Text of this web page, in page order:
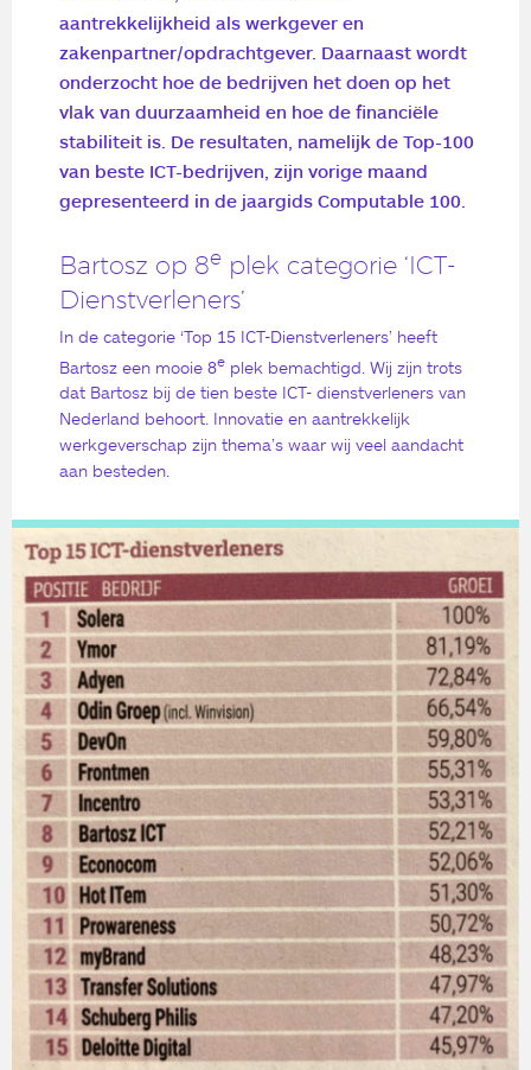
aantrekkelijkheid als werkgever en
zakenpartner/opdrachtgever. Daarnaast wordt
onderzocht hoe de bedrijven het doen op het
vlak van duurzaamheid en hoe de financiële
stabiliteit is. De resultaten, namelijk de Top-100
van beste ICT-bedrijven, zijn vorige maand
gepresenteerd in de jaargids Computable 100.
Bartosz op 8e plek categorie ‘ICT-
Dienstverleners’
In de categorie ‘Top 15 ICT-Dienstverleners’ heeft
Bartosz een mooie 8e plek bemachtigd. Wij zijn trots
dat Bartosz bij de tien beste ICT- dienstverleners van
Nederland behoort. Innovatie en aantrekkelijk
werkgeverschap zijn thema’s waar wij veel aandacht
aan besteden.